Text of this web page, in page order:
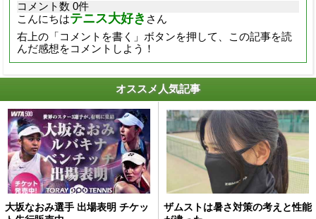
コメント数 0件
こんにちはテニス大好き さん
右上の「コメントを書く」ボタンを押して、この記事を読
んだ感想をコメントしよう！
オススメ人気記事
大坂なおみ選手 出場表明 チケッ
ザムストは暑さ対策の考えと性能